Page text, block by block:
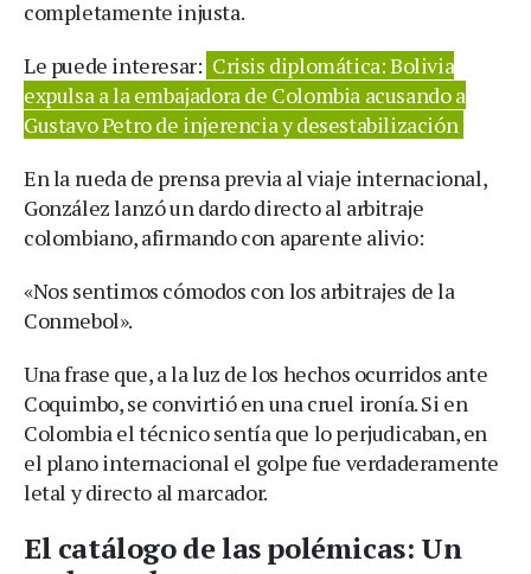
completamente injusta.
Le puede interesar: Crisis diplomática: Bolivia
expulsa a la embajadora de Colombia acusando a
Gustavo Petro de injerencia y desestabilización
En la rueda de prensa previa al viaje internacional,
González lanzó un dardo directo al arbitraje
colombiano, afirmando con aparente alivio:
«Nos sentimos cómodos con los arbitrajes de la
Conmebol».
Una frase que, a la luz de los hechos ocurridos ante
Coquimbo, se convirtió en una cruel ironía. Si en
Colombia el técnico sentía que lo perjudicaban, en
el plano internacional el golpe fue verdaderamente
letal y directo al marcador.
El catálogo de las polémicas: Un